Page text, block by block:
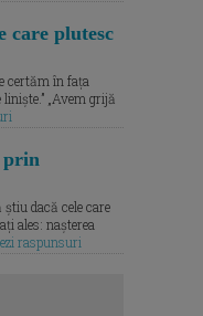
care plutesc
certăm în fața
„Avem grijă
prin
dacă cele care
ales: nașterea
raspunsuri